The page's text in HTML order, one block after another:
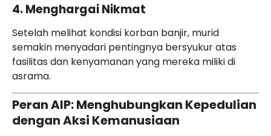
4. Menghargai Nikmat
Setelah melihat kondisi korban banjir, murid
semakin menyadari pentingnya bersyukur atas
fasilitas dan kenyamanan yang mereka miliki di
asrama.
Peran AIP: Menghubungkan Kepedulian
dengan Aksi Kemanusiaan